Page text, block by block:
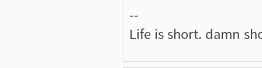
--
Life is short. damn